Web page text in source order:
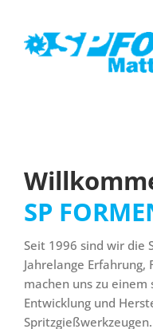
springen
SP
Seit 1996 sind wir die
Jahrelange Erfahrung,
machen uns zu
Entwicklung und
Spritzgießwerkzeugen.